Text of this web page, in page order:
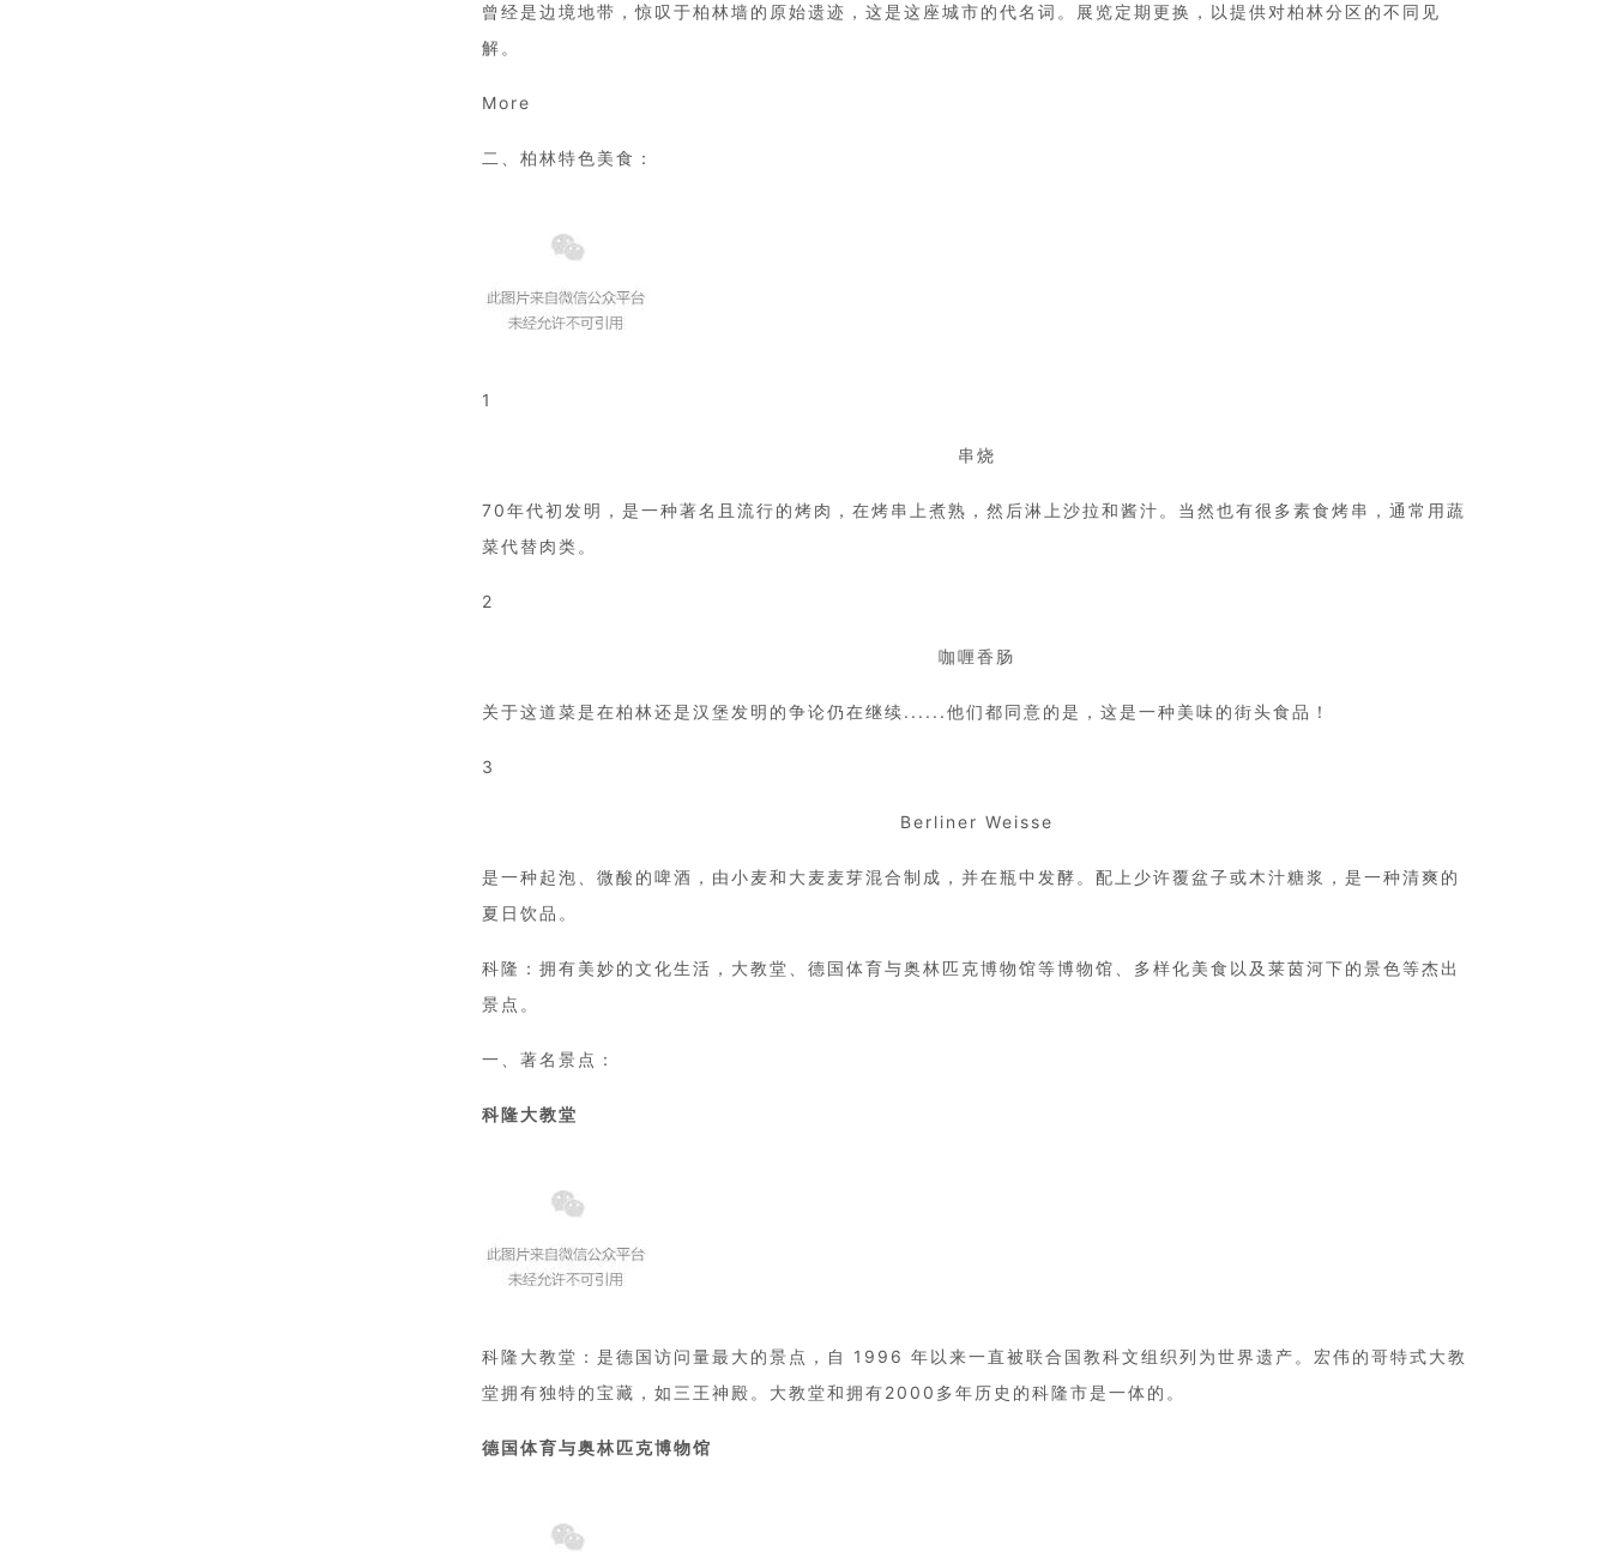
曾经是边境地带，惊叹于柏林墙的原始遗迹，这是这座城市的代名词。展览定期更换，以提供对柏林分区的不同见
解。
More
二、柏林特色美食：
1
串烧
70年代初发明，是一种著名且流行的烤肉，在烤串上煮熟，然后淋上沙拉和酱汁。当然也有很多素食烤串，通常用蔬
菜代替肉类。
2
咖喱香肠
关于这道菜是在柏林还是汉堡发明的争论仍在继续......他们都同意的是，这是一种美味的街头食品！
3
Berliner Weisse
是一种起泡、微酸的啤酒，由小麦和大麦麦芽混合制成，并在瓶中发酵。配上少许覆盆子或木汁糖浆，是一种清爽的
夏日饮品。
科隆：拥有美妙的文化生活，大教堂、德国体育与奥林匹克博物馆等博物馆、多样化美食以及莱茵河下的景色等杰出
景点。
一、著名景点：
科隆大教堂
科隆大教堂：是德国访问量最大的景点，自 1996 年以来一直被联合国教科文组织列为世界遗产。宏伟的哥特式大教
堂拥有独特的宝藏，如三王神殿。大教堂和拥有2000多年历史的科隆市是一体的。
德国体育与奥林匹克博物馆